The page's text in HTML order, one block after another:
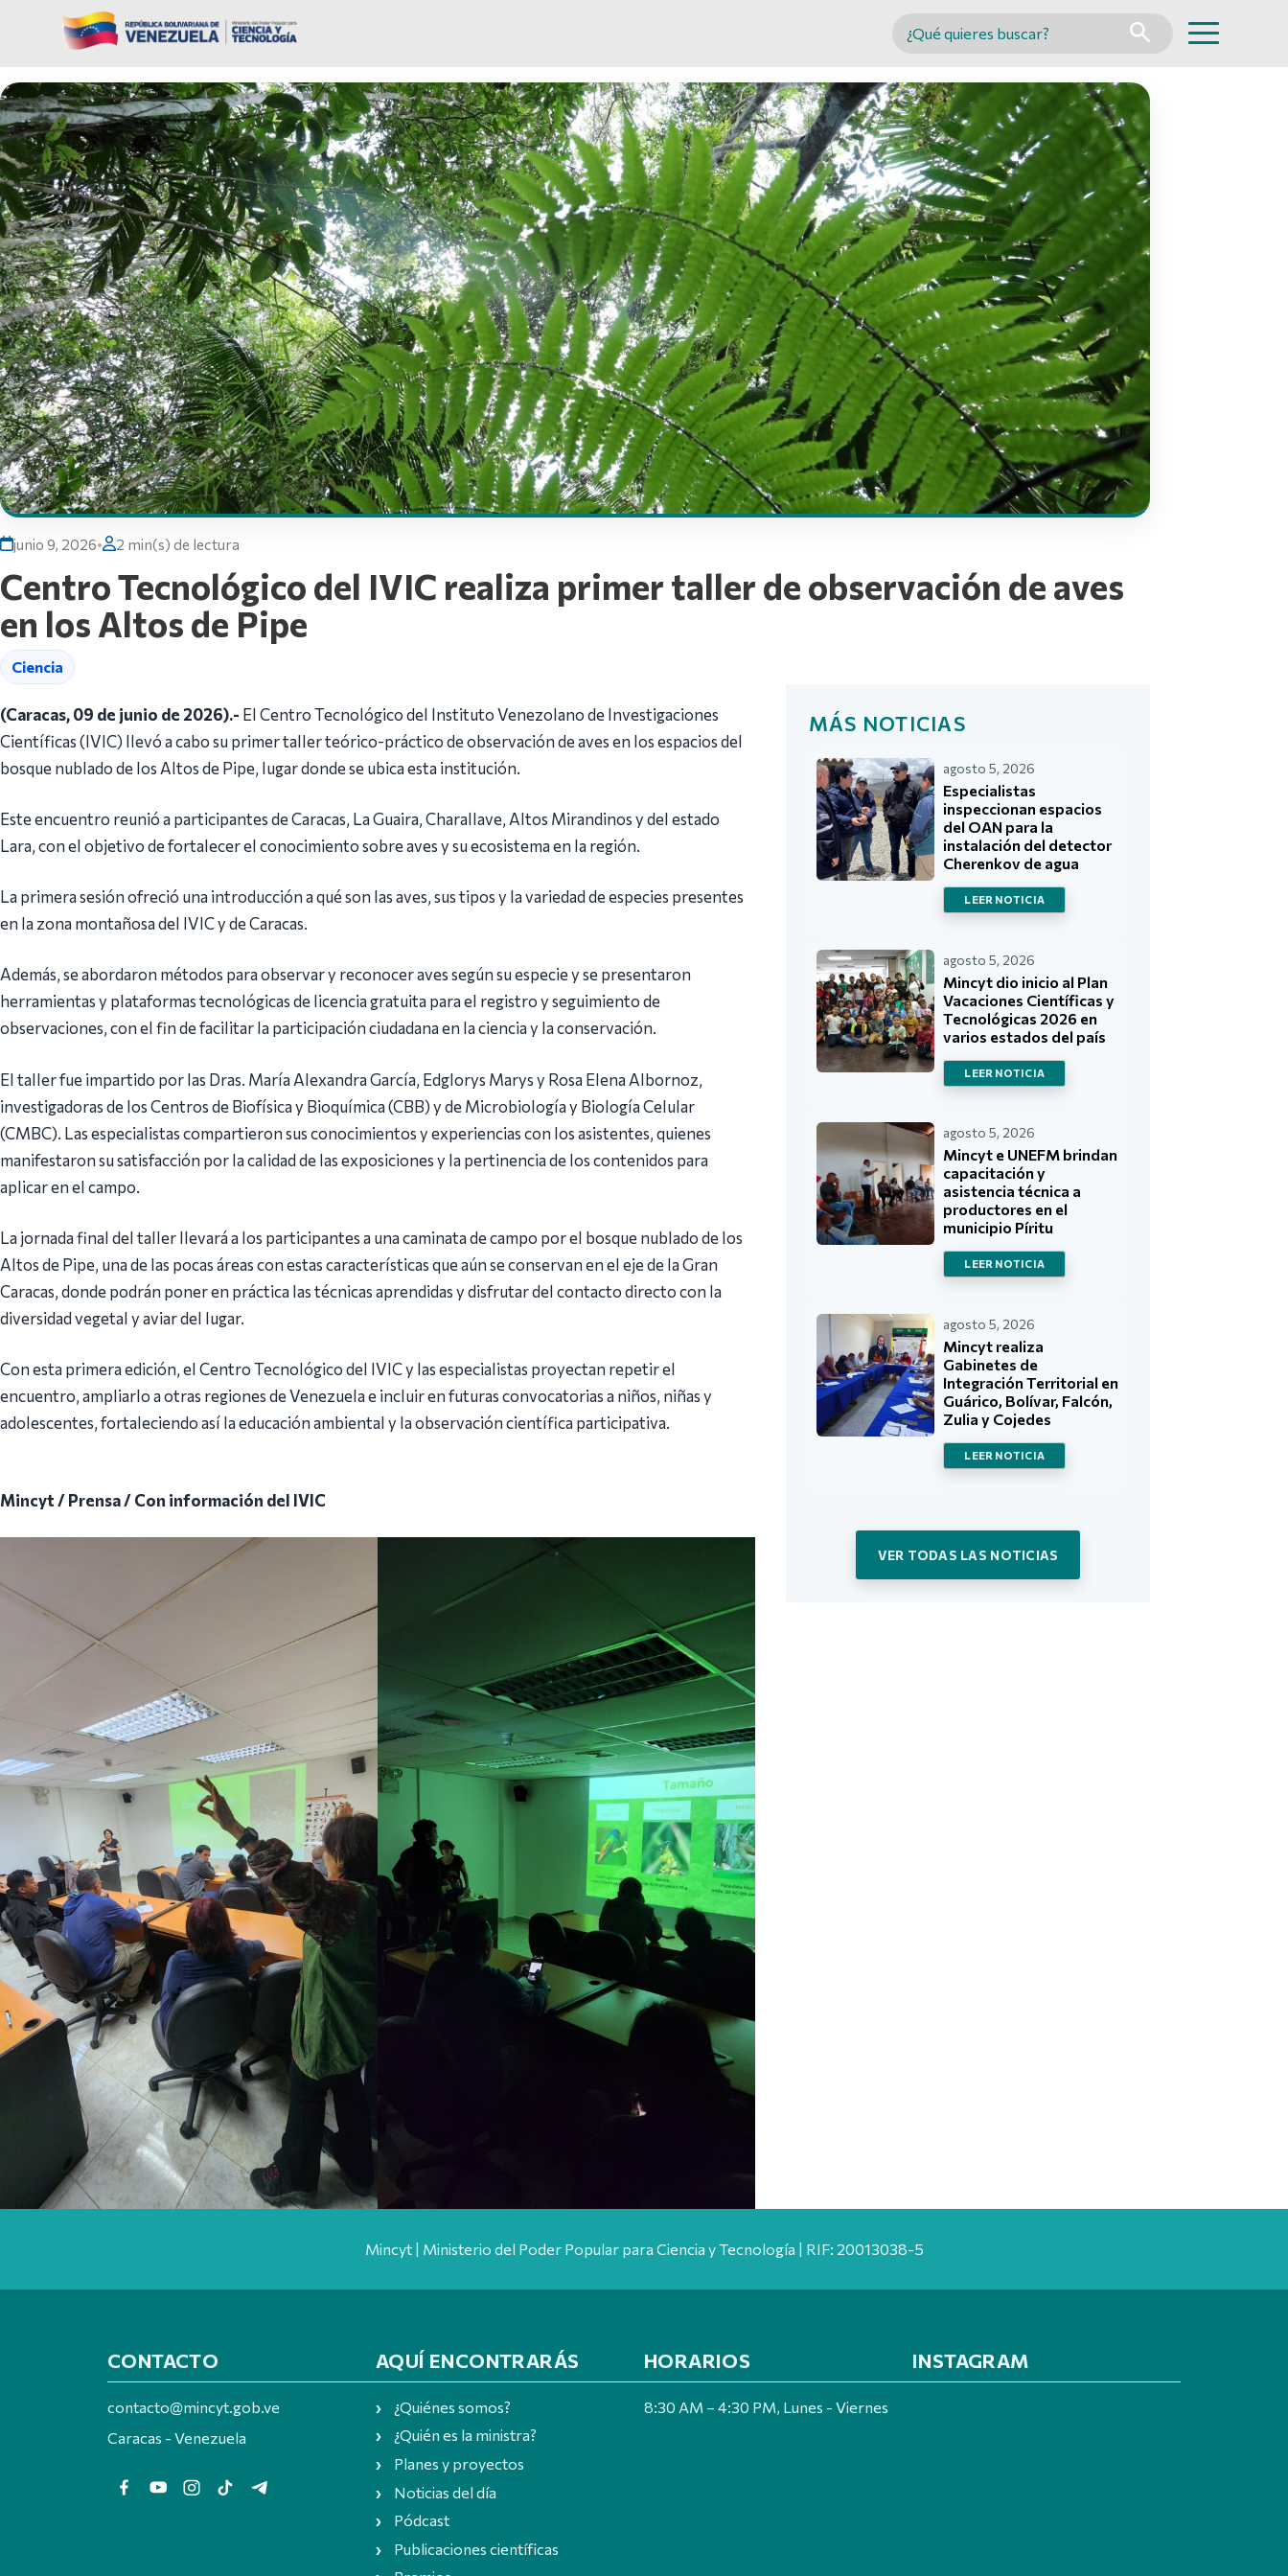
Buscar en MINCYT
junio 9, 2026• 2 min(s) de lectura
Centro Tecnológico del IVIC realiza primer taller de observación de aves
en los Altos de Pipe
Ciencia
(Caracas, 09 de junio de 2026).- El Centro Tecnológico del Instituto Venezolano de Investigaciones
Científicas (IVIC) llevó a cabo su primer taller teórico-práctico de observación de aves en los espacios del
bosque nublado de los Altos de Pipe, lugar donde se ubica esta institución.
Este encuentro reunió a participantes de Caracas, La Guaira, Charallave, Altos Mirandinos y del estado
Lara, con el objetivo de fortalecer el conocimiento sobre aves y su ecosistema en la región.
La primera sesión ofreció una introducción a qué son las aves, sus tipos y la variedad de especies presentes
en la zona montañosa del IVIC y de Caracas.
Además, se abordaron métodos para observar y reconocer aves según su especie y se presentaron
herramientas y plataformas tecnológicas de licencia gratuita para el registro y seguimiento de
observaciones, con el fin de facilitar la participación ciudadana en la ciencia y la conservación.
El taller fue impartido por las Dras. María Alexandra García, Edglorys Marys y Rosa Elena Albornoz,
investigadoras de los Centros de Biofísica y Bioquímica (CBB) y de Microbiología y Biología Celular
(CMBC). Las especialistas compartieron sus conocimientos y experiencias con los asistentes, quienes
manifestaron su satisfacción por la calidad de las exposiciones y la pertinencia de los contenidos para
aplicar en el campo.
La jornada final del taller llevará a los participantes a una caminata de campo por el bosque nublado de los
Altos de Pipe, una de las pocas áreas con estas características que aún se conservan en el eje de la Gran
Caracas, donde podrán poner en práctica las técnicas aprendidas y disfrutar del contacto directo con la
diversidad vegetal y aviar del lugar.
Con esta primera edición, el Centro Tecnológico del IVIC y las especialistas proyectan repetir el
encuentro, ampliarlo a otras regiones de Venezuela e incluir en futuras convocatorias a niños, niñas y
adolescentes, fortaleciendo así la educación ambiental y la observación científica participativa.
Mincyt / Prensa / Con información del IVIC
MÁS NOTICIAS
agosto 5, 2026
Especialistas
inspeccionan espacios
del OAN para la
instalación del detector
Cherenkov de agua
LEER NOTICIA
agosto 5, 2026
Mincyt dio inicio al Plan
Vacaciones Científicas y
Tecnológicas 2026 en
varios estados del país
LEER NOTICIA
agosto 5, 2026
Mincyt e UNEFM brindan
capacitación y
asistencia técnica a
productores en el
municipio Píritu
LEER NOTICIA
agosto 5, 2026
Mincyt realiza
Gabinetes de
Integración Territorial en
Guárico, Bolívar, Falcón,
Zulia y Cojedes
LEER NOTICIA
VER TODAS LAS NOTICIAS
Mincyt | Ministerio del Poder Popular para Ciencia y Tecnología | RIF: 20013038-5
CONTACTO
contacto@mincyt.gob.ve
Caracas - Venezuela
AQUÍ ENCONTRARÁS
¿Quiénes somos?
¿Quién es la ministra?
Planes y proyectos
Noticias del día
Pódcast
Publicaciones científicas
HORARIOS
8:30 AM – 4:30 PM, Lunes - Viernes
INSTAGRAM